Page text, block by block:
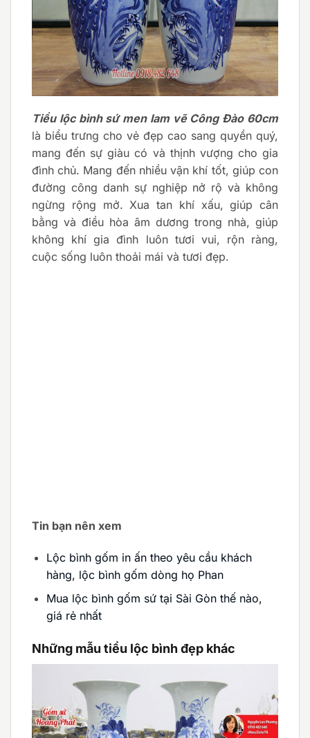
Tiểu lộc bình sứ men lam vẽ Công Đào 60cm
là biểu trưng cho vẻ đẹp cao sang quyền quý,
mang đến sự giàu có và thịnh vượng cho gia
đình chủ. Mang đến nhiều vận khí tốt, giúp con
đường công danh sự nghiệp nở rộ và không
ngừng rộng mở. Xua tan khí xấu, giúp cân
bằng và điều hòa âm dương trong nhà, giúp
không khí gia đình luôn tươi vui, rộn ràng,
cuộc sống luôn thoải mái và tươi đẹp.
Tin bạn nên xem
Lộc bình gốm in ấn theo yêu cầu khách
hàng, lộc bình gốm dòng họ Phan
Mua lộc bình gốm sứ tại Sài Gòn thế nào,
giá rẻ nhất
Những mẫu tiểu lộc bình đẹp khác